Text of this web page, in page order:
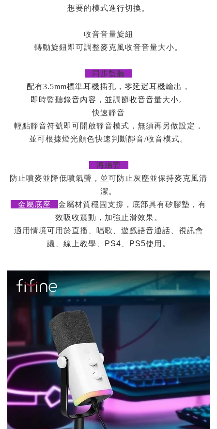
想要的模式進行切換。
收音音量旋紐
轉動旋鈕即可調整麥克風收音音量大小。
同步監聽
配有3.5mm標準耳機插孔，零延遲耳機輸出，
即時監聽錄音內容，並調節收音音量大小。
快速靜音
輕點靜音符號即可開啟靜音模式，無須再另做設定，
並可根據燈光顏色快速判斷靜音/收音模式。
海綿套
防止噴麥並降低噴氣聲，並可防止灰塵並保持麥克風清
潔。
金屬底座 金屬材質穩固支撐，底部具有矽膠墊，有
效吸收震動，加強止滑效果。
適用情境可用於直播 、 唱歌 、 遊戲語音通話、 視訊會
議、 線上教學、 PS4、 PS5使用。